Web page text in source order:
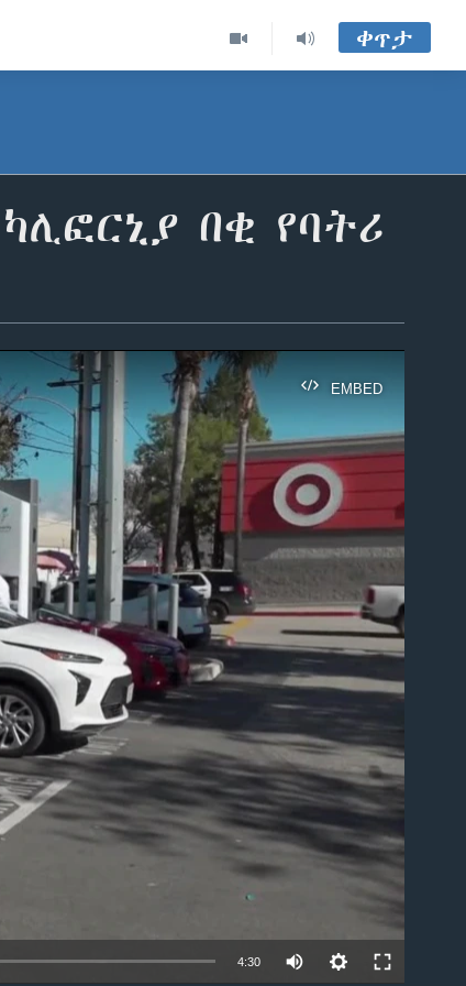
ቀጥታ
በቂ የባትሪ
EMBED
4:30